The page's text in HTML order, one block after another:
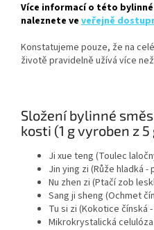
Více informací o této
naleznete ve veřejně
Konstatujeme pouze, že na
životě pravidelně užívá více
Složení bylinné
kosti (1 g vyroben z 5
Ji xue teng (Toulec
Jin ying zi (Růže hladká -
Nu zhen zi (Ptačí zob
Sang ji sheng (Ochmet
Tu si zi (Kokotice čínská
Mikrokrystalická celulóza